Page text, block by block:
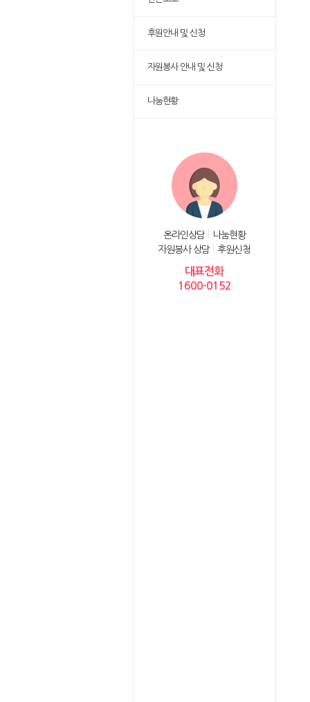
후원안내 및 신청
자원봉사 안내 및 신청
나눔현황
온라인상담
나눔현황
자원봉사 상담
후원신청
대표전화
1600-0152